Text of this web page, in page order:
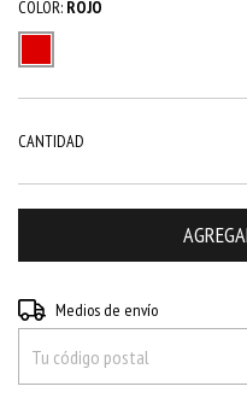
COLOR: ROJO
CANTIDAD
Entregas para el CP:
Medios de envío